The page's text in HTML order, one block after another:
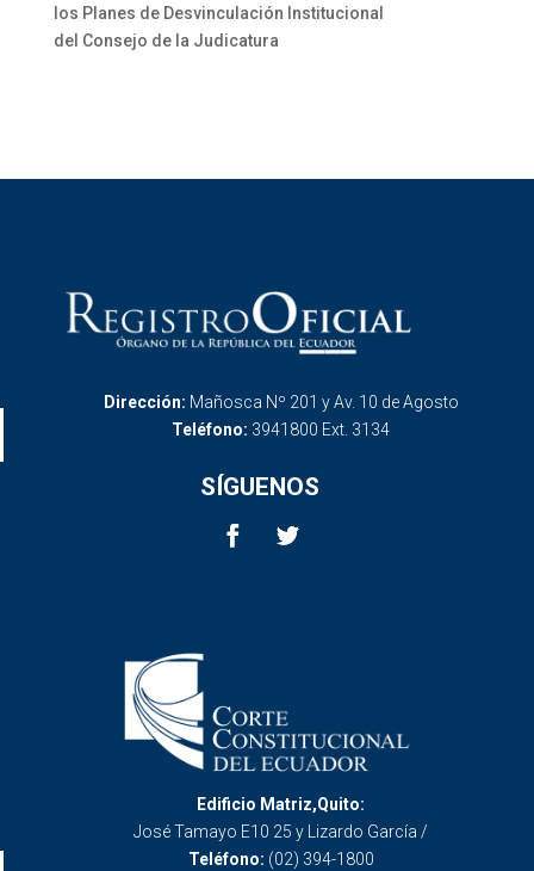
los Planes de Desvinculación Institucional
del Consejo de la Judicatura
Dirección: Mañosca Nº 201 y Av. 10 de Agosto
Teléfono: 3941800 Ext. 3134
SÍGUENOS
Edificio Matriz,Quito:
José Tamayo E10 25 y Lizardo García /
Teléfono: (02) 394-1800